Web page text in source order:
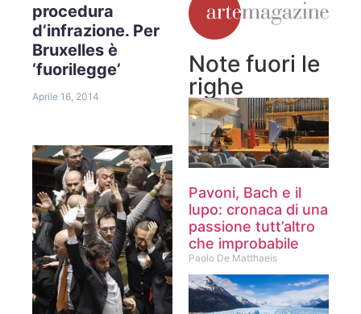
procedura
d’infrazione. Per
Bruxelles è
‘fuorilegge’
Aprile 16, 2014
Note fuori le
righe
Pavoni, Bach e il
lupo: cronaca di una
passione tutt’altro
che improbabile
Paolo De Matthaeis